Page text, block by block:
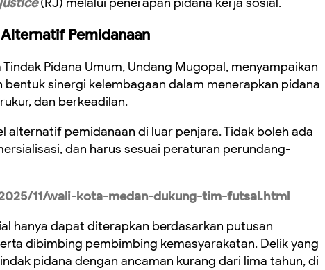
Pemidanaan
Pidana Umum, Undang Mugopal, menyampaikan
bentuk sinergi kelembagaan dalam menerapkan pidana
dan berkeadilan.
alternatif pemidanaan di luar penjara. Tidak boleh ada
dan harus sesuai peraturan perundang-
11/wali-kota-medan-dukung-tim-futsal.html
hanya dapat diterapkan berdasarkan putusan
dibimbing pembimbing kemasyarakatan. Delik yang
pidana dengan ancaman kurang dari lima tahun, di